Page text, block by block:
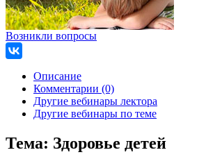
Возникли вопросы
Описание
Комментарии (0)
Другие вебинары лектора
Другие вебинары по теме
Тема: Здоровье детей